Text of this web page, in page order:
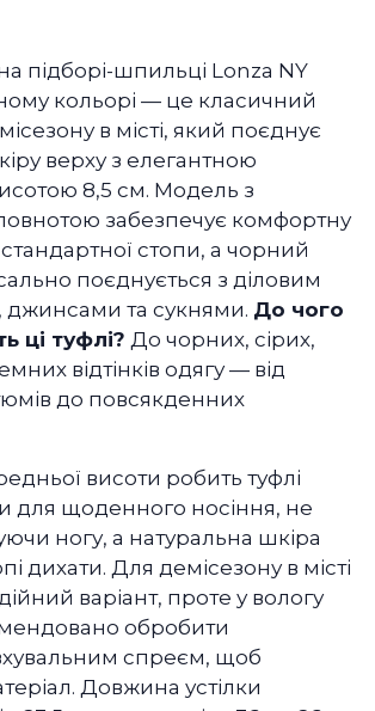
підборі-шпильці Lonza NY
кольорі — це класичний
в місті, який поєднує
верху з елегантною
8,5 см. Модель з
забезпечує комфортну
стопи, а чорний
поєднується з діловим
джинсами та сукнями. До чого
ці туфлі? До чорних, сірих,
відтінків одягу — від
до повсякденних
висоти робить туфлі
для щоденного носіння, не
ногу, а натуральна шкіра
дихати. Для демісезону в місті
варіант, проте у вологу
обробити
спреєм, щоб
Довжина устілки